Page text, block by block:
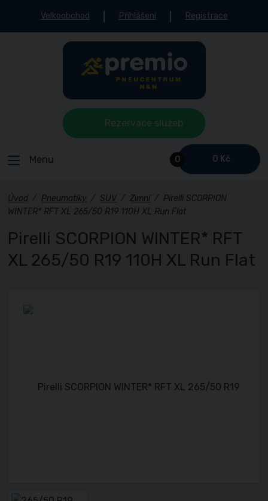
Velkoobchod Přihlášení Registrace
0 0 Kč
Menu
Rezervace služeb
Úvod / Pneumatiky / SUV / Zimní / Pirelli SCORPION
WINTER* RFT XL 265/50 R19 110H XL Run Flat
Pirelli SCORPION WINTER* RFT
XL 265/50 R19 110H XL Run Flat